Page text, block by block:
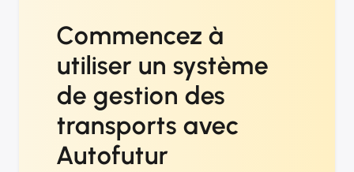
Commencez à
utiliser un système
de gestion des
transports avec
Autofutur